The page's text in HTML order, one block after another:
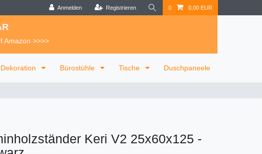
Anmelden Registrieren 0 0,00 EUR
Amazon >>>>
Dekoration Bürostühle Tische Duschpaneele
Keri V2 25x60x125 -